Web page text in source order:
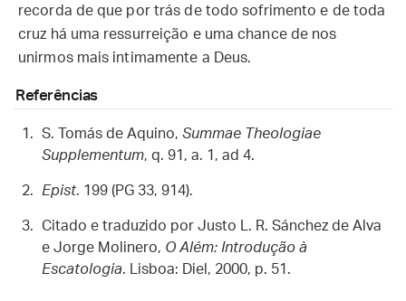
recorda de que por trás de todo sofrimento e de toda
cruz há uma ressurreição e uma chance de nos
unirmos mais intimamente a Deus.
Referências
S. Tomás de Aquino, Summae Theologiae
Supplementum, q. 91, a. 1, ad 4.
Epist. 199 (PG 33, 914).
Citado e traduzido por Justo L. R. Sánchez de Alva
e Jorge Molinero, O Além: Introdução à
Escatologia. Lisboa: Diel, 2000, p. 51.